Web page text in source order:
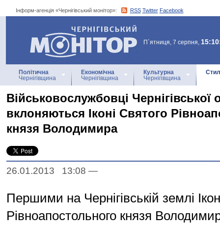
Інформ-агенція «Чернігівський монітор»: RSS Twitter Facebook
Інформ-агенція
«Чернігівський монітор»
П`ятниця, 7 серпня,
Політична
Чернігівщина
Економічна
Чернігівщина
Культурна
Чернігівщина
Військовослужбовці Чернігівської
вклоняються Іконі Святого
князя Володимира
26.01.2013 13:08 —
Першими на Чернігівській землі
Рівноапостольного князя